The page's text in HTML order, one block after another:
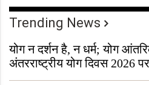
Trending News
योग न दर्शन है, न धर्म; योग
अंतरराष्ट्रीय योग दिवस 2026